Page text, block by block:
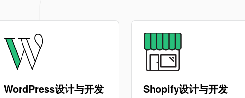
WordPress设计与开发 Shopify设计与开发